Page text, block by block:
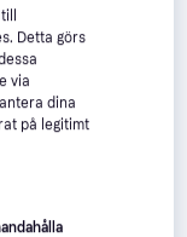
Detta görs
via
dina
på legitimt